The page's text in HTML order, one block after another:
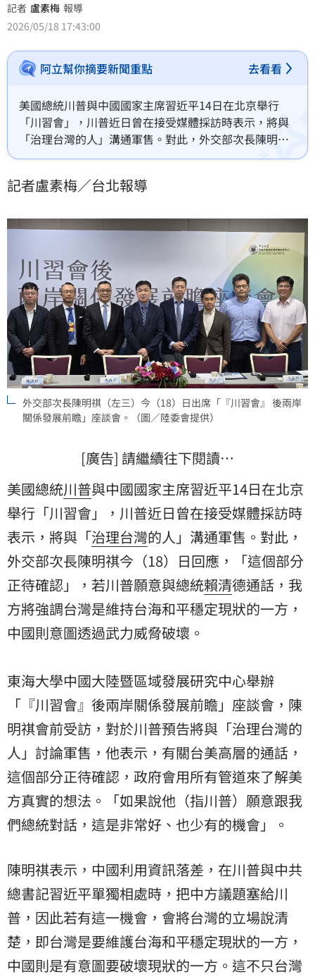
記者 盧素梅 報導
2026/05/18 17:43:00
阿立幫你摘要新聞重點 去看看
美國總統川普與中國國家主席習近平14日在北京舉行
「川習會」，川普近日曾在接受媒體採訪時表示，將與
「治理台灣的人」溝通軍售。對此，外交部次長陳明祺
今（18）日回應，「這個部分正待確認」，若川普願意
定現狀的一方，中國則意圖透過武力威脅破壞。
記者盧素梅／台北報導
外交部次長陳明祺（左三）今（18）日出席「『川習會』 後兩岸
關係發展前瞻」座談會。（圖／陸委會提供）
[廣告] 請繼續往下閱讀…
美國總統川普與中國國家主席習近平14日在北京
舉行「川習會」，川普近日曾在接受媒體採訪時
表示，將與「治理台灣的人」溝通軍售。對此，
外交部次長陳明祺今（18）日回應，「這個部分
正待確認」，若川普願意與總統賴清德通話，我
方將強調台灣是維持台海和平穩定現狀的一方，
中國則意圖透過武力威脅破壞。
東海大學中國大陸暨區域發展研究中心舉辦
「『川習會』後兩岸關係發展前瞻」座談會，陳
明祺會前受訪，對於川普預告將與「治理台灣的
人」討論軍售，他表示，有關台美高層的通話，
這個部分正待確認，政府會用所有管道來了解美
方真實的想法。「如果說他（指川普）願意跟我
們總統對話，這是非常好、也少有的機會」。
陳明祺表示，中國利用資訊落差，在川普與中共
總書記習近平單獨相處時，把中方議題塞給川
普，因此若有這一機會，會將台灣的立場說清
楚，即台灣是要維護台海和平穩定現狀的一方，
中國則是有意圖要破壞現狀的一方。這不只台灣